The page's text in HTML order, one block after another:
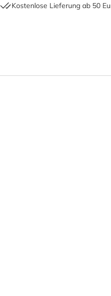
Kostenlose Lieferung ab 50